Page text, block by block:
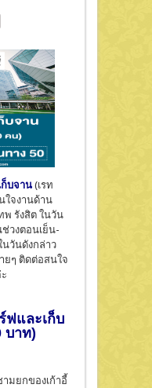
ก็บจาน(เรท
ใจงานด้าน
พ รังสิต ในวัน
วงตอนเย็น-
นวันดังกล่าว
ยๆ ติดต่อสนใจ
ฟและเก็บ
บาท)
มยกของเก้าอี้